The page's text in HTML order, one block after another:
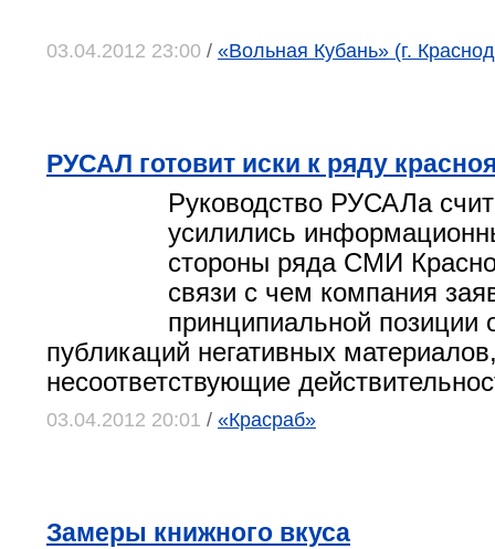
03.04.2012 23:00 / «Вольная Кубань» (г.
РУСАЛ готовит иски к ряду
Руководство РУСАЛа
усилились
стороны ряда СМИ
связи с чем компания
принципиальной позиции
публикаций негативных
несоответствующие
03.04.2012 20:01 / «Красраб»
Замеры книжного вкуса